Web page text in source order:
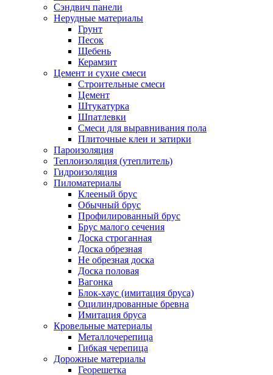
Сэндвич панели
Нерудные материалы
Грунт
Песок
Щебень
Керамзит
Цемент и сухие смеси
Строительные смеси
Цемент
Штукатурка
Шпатлевки
Смеси для выравнивания пола
Плиточные клеи и затирки
Пароизоляция
Теплоизоляция (утеплитель)
Гидроизоляция
Пиломатериалы
Клееный брус
Обычный брус
Профилированный брус
Брус малого сечения
Доска строганная
Доска обрезная
Не обрезная доска
Доска половая
Вагонка
Блок-хаус (имитация бруса)
Оцилиндрованные бревна
Имитация бруса
Кровельные материалы
Металлочерепица
Гибкая черепица
Дорожные материалы
Георешетка